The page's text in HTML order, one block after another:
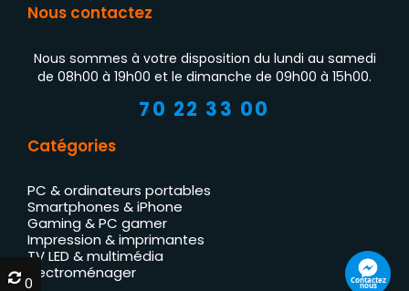
Nous contactez
Nous sommes à votre disposition du lundi au samedi
de 08h00 à 19h00 et le dimanche de 09h00 à 15h00.
70 22 33 00
Catégories
PC & ordinateurs portables
Smartphones & iPhone
Gaming & PC gamer
Impression & imprimantes
TV LED & multimédia
Électroménager
Contactez
nous
0
0